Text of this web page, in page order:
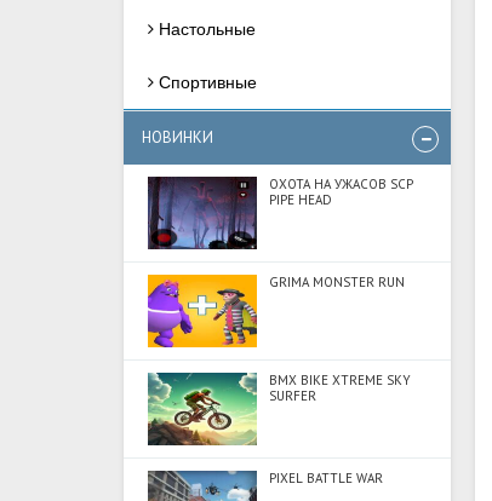
Настольные
Спортивные
НОВИНКИ
ОХОТА НА УЖАСОВ SCP
PIPE HEAD
GRIMA MONSTER RUN
BMX BIKE XTREME SKY
SURFER
PIXEL BATTLE WAR